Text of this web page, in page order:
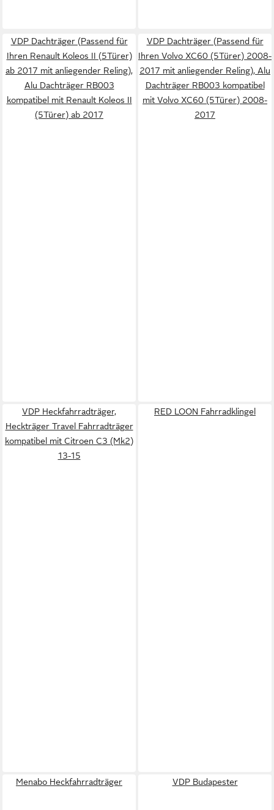
VDP Dachträger (Passend für
Ihren Renault Koleos II (5Türer)
ab 2017 mit anliegender Reling),
Alu Dachträger RB003
kompatibel mit Renault Koleos II
(5Türer) ab 2017
VDP Dachträger (Passend für
Ihren Volvo XC60 (5Türer) 2008-
2017 mit anliegender Reling), Alu
Dachträger RB003 kompatibel
mit Volvo XC60 (5Türer) 2008-
2017
VDP Heckfahrradträger,
Heckträger Travel Fahrradträger
kompatibel mit Citroen C3 (Mk2)
13-15
RED LOON Fahrradklingel
Menabo Heckfahrradträger VDP Budapester